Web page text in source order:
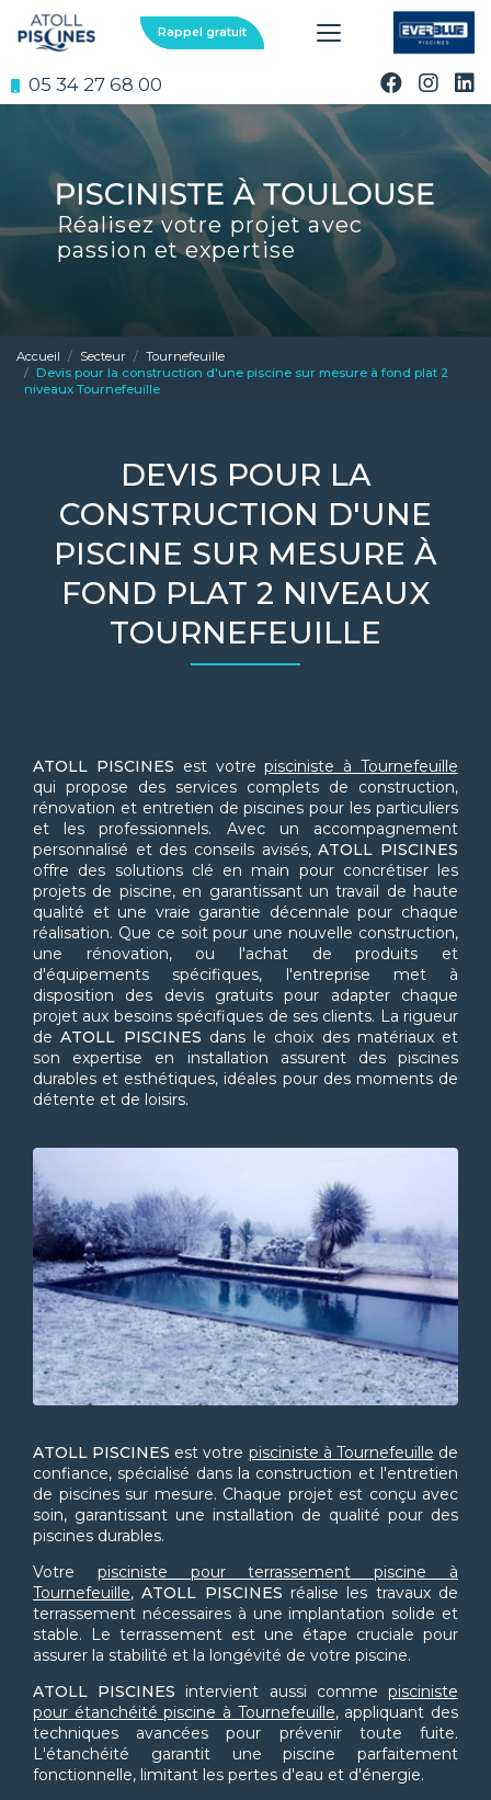
au
contenu
05 34 27 68 00
Rappel gratuit
Réalisez votre projet avec
passion et expertise
Accueil Secteur
Tournefeuille
Devis pour la construction d'une piscine sur mesure à fond plat 2
niveaux Tournefeuille
DEVIS POUR LA
CONSTRUCTION D'UNE
PISCINE SUR MESURE À
FOND PLAT 2 NIVEAUX
TOURNEFEUILLE
ATOLL PISCINES est votrepisciniste à Tournefeuille
qui propose des services complets de construction,
rénovation et entretien de piscines pour les particuliers
et les professionnels. Avec un accompagnement
personnalisé et des conseils avisés,ATOLL PISCINES
offre des solutions clé en main pour concrétiser les
projets de piscine, en garantissant un travail de haute
qualité et une vraie garantie décennale pour chaque
réalisation. Que ce soit pour une nouvelle construction,
une rénovation, ou l'achat de produits et
d'équipements spécifiques, l'entreprise met à
disposition des devis gratuits pour adapter chaque
projet aux besoins spécifiques de ses clients. La rigueur
deATOLL PISCINES dans le choix des matériaux et
son expertise en installation assurent des piscines
durables et esthétiques, idéales pour des moments de
détente et de loisirs.
ATOLL PISCINES est votre pisciniste à Tournefeuille de
confiance, spécialisé dans la construction et l'entretien
de piscines sur mesure. Chaque projet est conçu avec
soin, garantissant une installation de qualité pour des
piscines durables.
Votre pisciniste pour terrassement piscine à
Tournefeuille,ATOLL PISCINES réalise les travaux de
terrassement nécessaires à une implantation solide et
stable. Le terrassement est une étape cruciale pour
assurer la stabilité et la longévité de votre piscine.
ATOLL PISCINES intervient aussi commepisciniste
pour étanchéité piscine à Tournefeuille, appliquant des
techniques avancées pour prévenir toute fuite.
L'étanchéité garantit une piscine parfaitement
fonctionnelle, limitant les pertes d'eau et d'énergie.